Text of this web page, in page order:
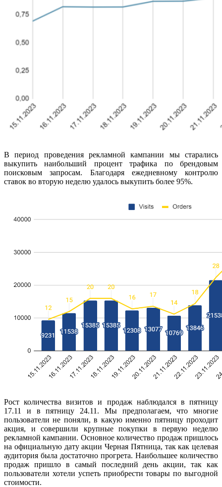
В период проведения рекламной кампании мы старались
выкупить наибольший процент трафика по брендовым
поисковым запросам. Благодаря ежедневному контролю
ставок во вторую неделю удалось выкупить более 95%.
Рост количества визитов и продаж наблюдался в пятницу
17.11 и в пятницу 24.11. Мы предполагаем, что многие
пользователи не поняли, в какую именно пятницу проходит
акция, и совершили крупные покупки в первую неделю
рекламной кампании. Основное количество продаж пришлось
на официальную дату акции Черная Пятница, так как целевая
аудитория была достаточно прогрета. Наибольшее количество
продаж пришло в самый последний день акции, так как
пользователи хотели успеть приобрести товары по выгодной
стоимости.